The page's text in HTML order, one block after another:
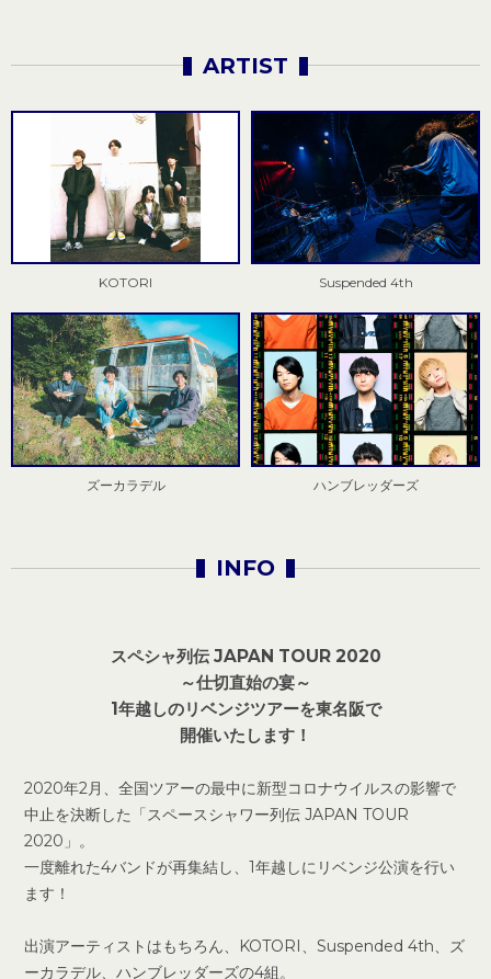
ARTIST
KOTORI Suspended 4th
ズーカラデル ハンブレッダーズ
INFO
スペシャ列伝 JAPAN TOUR 2020
～仕切直始の宴～
1年越しのリベンジツアーを東名阪で
開催いたします！
2020年2月、全国ツアーの最中に新型コロナウイルスの影響で
中止を決断した「スペースシャワー列伝 JAPAN TOUR
2020」。
一度離れた4バンドが再集結し、1年越しにリベンジ公演を行い
ます！
出演アーティストはもちろん、KOTORI、Suspended 4th、ズ
ーカラデル、ハンブレッダーズの4組。